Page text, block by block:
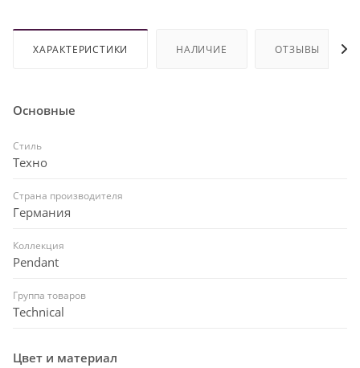
ХАРАКТЕРИСТИКИ НАЛИЧИЕ ОТЗЫВЫ
Основные
Стиль
Техно
Страна производителя
Германия
Коллекция
Pendant
Группа товаров
Technical
Цвет и материал